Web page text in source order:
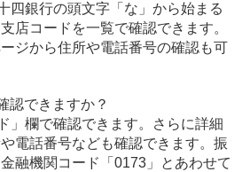
四銀行の頭文字「な」から始まる
店コードを一覧で確認できます。
ジから住所や電話番号の確認も可
認できますか？
」欄で確認できます。さらに詳細
電話番号なども確認できます。振
融機関コード「0173」とあわせて